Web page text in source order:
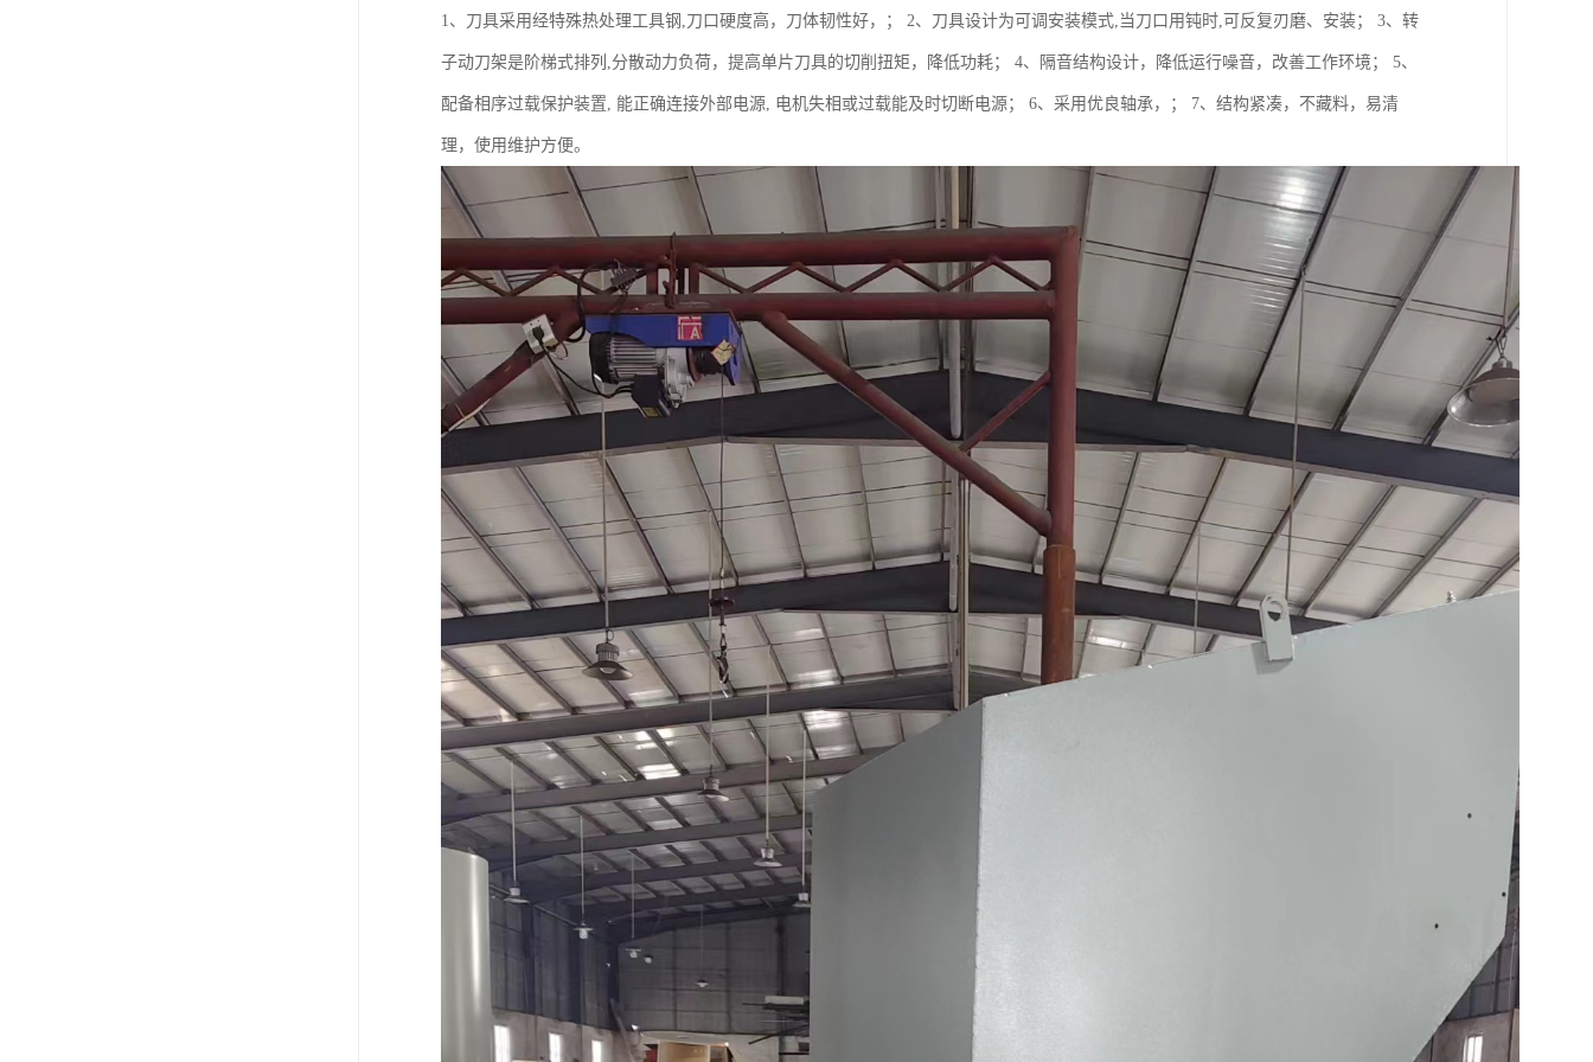
1、刀具采用经特殊热处理工具钢,刀口硬度高，刀体韧性好，； 2、刀具设计为可调安装模式,当刀口用钝时,可反复刃磨、安装； 3、转
子动刀架是阶梯式排列,分散动力负荷，提高单片刀具的切削扭矩，降低功耗； 4、隔音结构设计，降低运行噪音，改善工作环境； 5、
配备相序过载保护装置, 能正确连接外部电源, 电机失相或过载能及时切断电源； 6、采用优良轴承，； 7、结构紧凑，不藏料，易清
理，使用维护方便。